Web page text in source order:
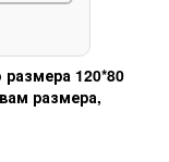
размера 120*80
размера,